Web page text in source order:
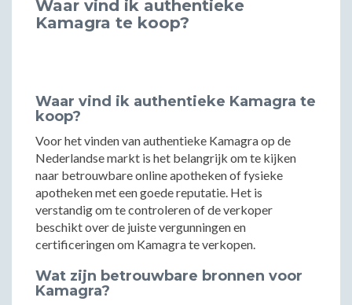
Waar vind ik authentieke
Kamagra te koop?
Waar vind ik authentieke Kamagra te
koop?
Voor het vinden van authentieke Kamagra op de
Nederlandse markt is het belangrijk om te kijken
naar betrouwbare online apotheken of fysieke
apotheken met een goede reputatie. Het is
verstandig om te controleren of de verkoper
beschikt over de juiste vergunningen en
certificeringen om Kamagra te verkopen.
Wat zijn betrouwbare bronnen voor
Kamagra?